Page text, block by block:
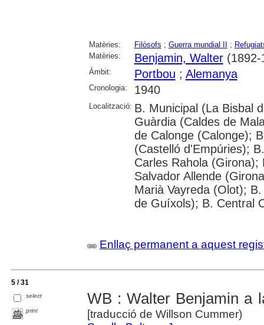
Matèries: Filòsofs ; Guerra mundial II ;
Matèries:
Benjamin, Walter(1892-
Àmbit: Portbou ; Alemanya
Cronologia: 1940
Localització: B. Municipal (La Bisbal
Guàrdia (Caldes de
de Calonge (Calonge);
(Castelló d'Empúries);
Carles Rahola
Salvador Allende
Marià Vayreda (Olot);
de Guíxols); B. Central
Enllaç permanent a aquest
5 / 31
select
print
WB : Walter Benjamin a
[traducció de Willson Cummer)